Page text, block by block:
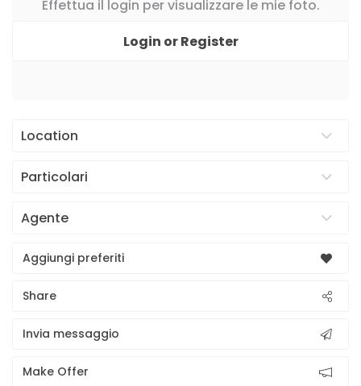
Effettua il login per visualizzare le mie foto.
Login or Register
Location
Particolari
Agente
Aggiungi preferiti
Share
Invia messaggio
Make Offer